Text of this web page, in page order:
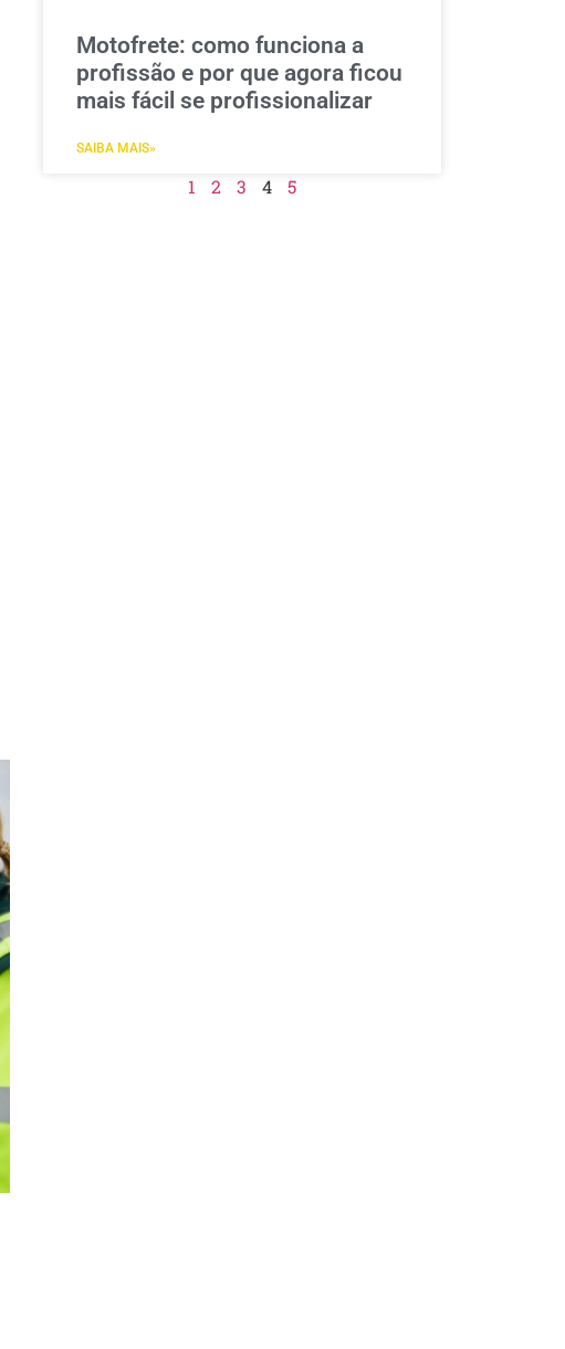
Motofrete: como funciona a
profissão e por que agora ficou
mais fácil se profissionalizar
SAIBA MAIS»
1 2 3 4 5